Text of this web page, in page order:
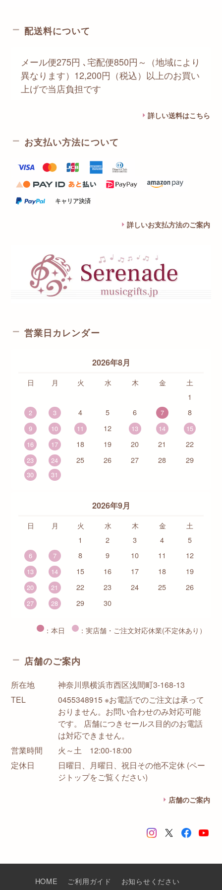
配送料について
メール便275円 ､宅配便850円～（地域により
異なります）12,200円（税込）以上のお買い
上げで当店負担です
詳しい送料はこちら
お支払い方法について
キャリア決済
詳しいお支払方法のご案内
営業日カレンダー
2026年8月
日 月 火 水 木 金
土
1
2 3 4 5 6 7 8
9 10 11 12 13 14
15
16
17 18 19 20 21 22
23 24 25 26 27 28 29
30 31
2026年9月
日 月 火 水 木 金
土
1
2 3 4 5
6 7 8 9 10 11 12
13 14 15 16 17 18 19
20 21 22 23 24 25 26
27 28 29 30
：本日 ：実店舗・ご注文対応休業(不定休あり）
店舗のご案内
所在地
神奈川県横浜市西区浅間町3-168-13
TEL
0455348915 ※お電話でのご注文は承って
おりません。お問い合わせのみ対応可能
です。 店舗につきセールス目的のお電話
は対応できません。
営業時間
火～土 12:00-18:00
定休日
日曜日、月曜日、祝日その他不定休 (ペー
ジトップをご覧ください)
店舗のご案内
HOME ご利用ガイド
お知らせください